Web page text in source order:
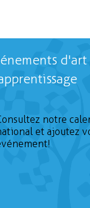
notre
et ajoutez